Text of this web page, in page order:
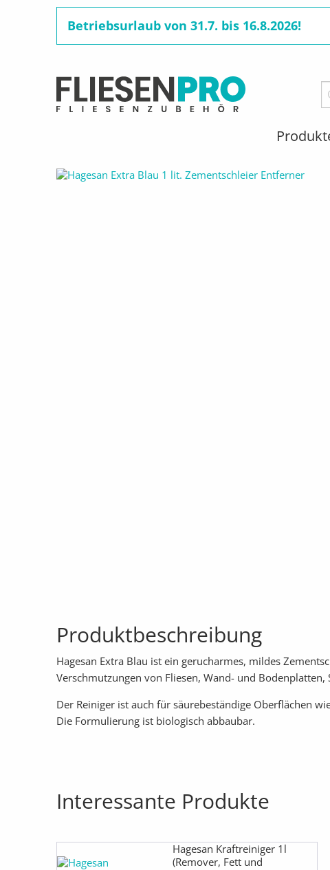
Betriebsurlaub von 31.7. bis 16.8.2026!
PFLEGE- /
Produktbeschreibung
Hagesan Extra Blau ist ein gerucharmes, mildes
Verschmutzungen von Fliesen, Wand- und
Der Reiniger ist auch für säurebeständige Oberflächen
Die Formulierung ist biologisch abbaubar.
Interessante Produkte
Hagesan Kraftreiniger 1l
(Remover, Fett und